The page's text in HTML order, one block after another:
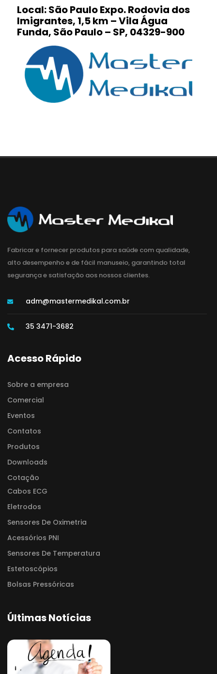
Local: São Paulo Expo. Rodovia dos
Imigrantes, 1,5 km – Vila Água
Funda, São Paulo – SP, 04329-900
Fabricar e fornecer produtos para saúde com qualidade,
alto desempenho e de fácil manuseio, garantindo total
segurança e satisfação aos nossos clientes.
adm@mastermedikal.com.br
35 3471-3682
Acesso Rápido
Sobre a empresa
Comercial
Eventos
Contatos
Produtos
Downloads
Cotação
Cabos ECG
Eletrodos
Sensores De Oximetria
Acessórios PNI
Sensores De Temperatura
Estetoscópios
Bolsas Pressóricas
Últimas Notícias